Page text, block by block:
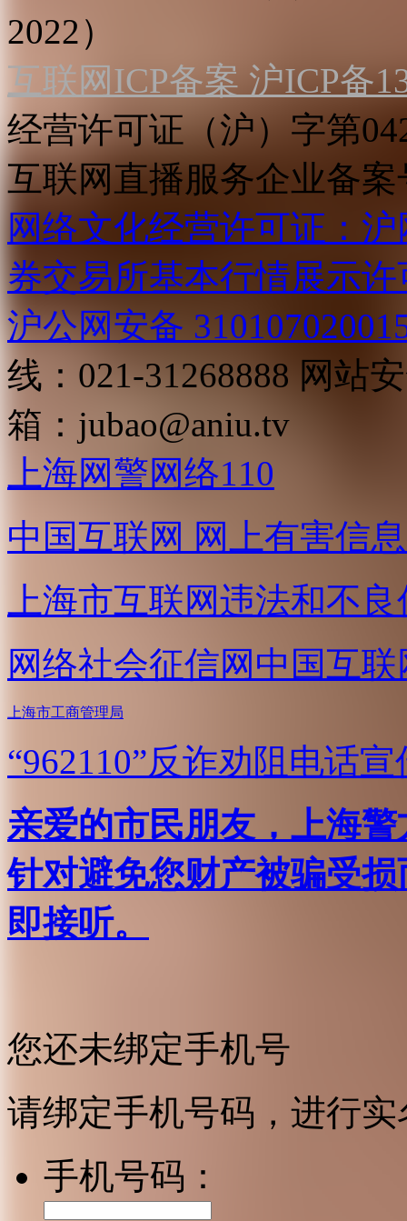
2022）
互联网ICP备案 沪ICP备
经营许可证（沪）字第
互联网直播服务企业备案
网络文化经营许可证：
券交易所基本行情展示许
沪公网安备
线：021-31268888 网站
箱： jubao@aniu.tv
上海网警网络110
中国互联网 网上有害信
上海市互联网违法和不
网络社会征信网 中国互
上海市工商管理局
“962110”反诈劝阻电话宣
亲爱的市民朋友，上海
针对避免您财产被骗受
即接听。
您还未绑定手机号
请绑定手机号码，进行
手机号码：